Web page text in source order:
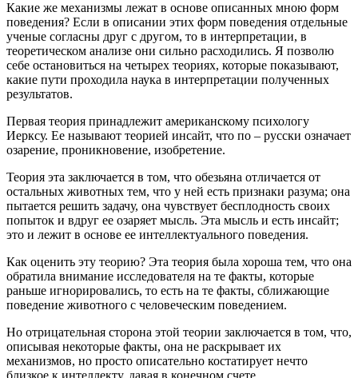
Какие же механизмы лежат в основе описанных мною форм
поведения? Если в описании этих форм поведения отдельные
ученые согласны друг с другом, то в интерпретации, в
теоретическом анализе они сильно расходились. Я позволю
себе остановиться на четырех теориях, которые показывают,
какие пути проходила наука в интерпретации полученных
результатов.
Первая теория принадлежит американскому психологу
Иерксу. Ее называют теорией инсайт, что по – русски означает
озарение, проникновение, изобретение.
Теория эта заключается в том, что обезьяна отличается от
остальных животных тем, что у ней есть признаки разума; она
пытается решить задачу, она чувствует бесплодность своих
попыток и вдруг ее озаряет мысль. Эта мысль и есть инсайт;
это и лежит в основе ее интеллектуального поведения.
Как оценить эту теорию? Эта теория была хороша тем, что она
обратила внимание исследователя на те факты, которые
раньше игнорировались, то есть на те факты, сближающие
поведение животного с человеческим поведением.
Но отрицательная сторона этой теории заключается в том, что,
описывая некоторые факты, она не раскрывает их
механизмов, но просто описательно костатирует нечто